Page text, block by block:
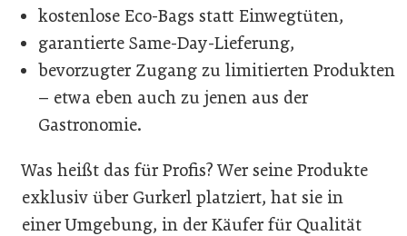
kostenlose Eco-Bags statt Einwegtüten,
garantierte Same-Day-Lieferung,
bevorzugter Zugang zu limitierten Produkten
– etwa eben auch zu jenen aus der
Gastronomie.
Was heißt das für Profis? Wer seine Produkte
exklusiv über Gurkerl platziert, hat sie in
einer Umgebung, in der Käufer für Qualität